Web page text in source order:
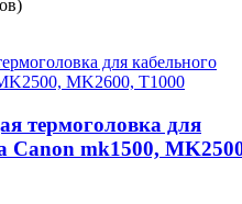
термоголовка для
Canon mk1500,